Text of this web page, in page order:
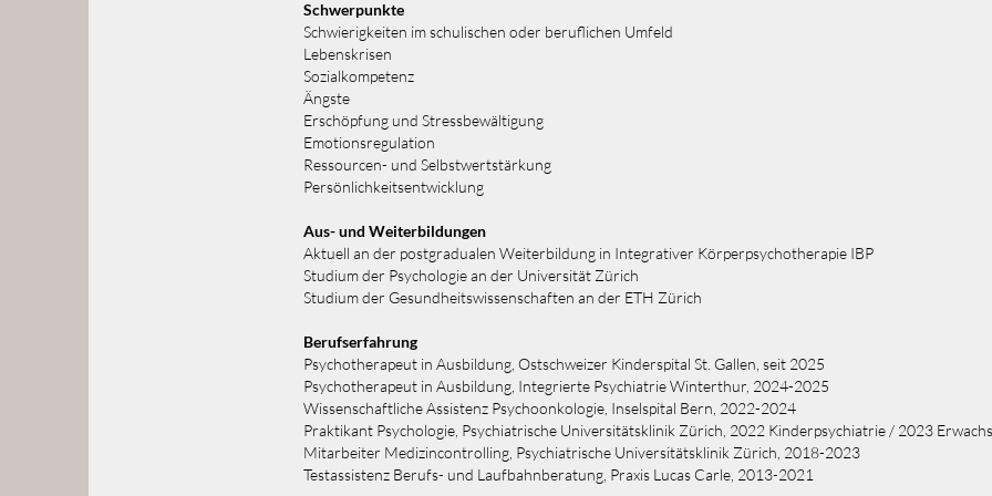
Schwerpunkte
Schwierigkeiten im schulischen oder beruflichen Umfeld
Lebenskrisen
Sozialkompetenz
Ängste
Erschöpfung und Stressbewältigung
Emotionsregulation
Ressourcen- und Selbstwertstärkung
Persönlichkeitsentwicklung
Aus- und Weiterbildungen
Aktuell an der postgradualen Weiterbildung in Integrativer Körperpsychotherapie IBP
Studium der Psychologie an der Universität Zürich
Studium der Gesundheitswissenschaften an der ETH Zürich
Berufserfahrung
Psychotherapeut in Ausbildung, Ostschweizer Kinderspital St. Gallen, seit 2025
Psychotherapeut in Ausbildung, Integrierte Psychiatrie Winterthur, 2024-2025
Wissenschaftliche Assistenz Psychoonkologie, Inselspital Bern, 2022-2024
Praktikant Psychologie, Psychiatrische Universitätsklinik Zürich, 2022 Kinderpsychiatrie / 2023
Mitarbeiter Medizincontrolling, Psychiatrische Universitätsklinik Zürich, 2018-2023
Testassistenz Berufs- und Laufbahnberatung, Praxis Lucas Carle, 2013-2021